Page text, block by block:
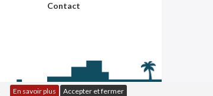
Contact
En savoir plus Accepter et fermer